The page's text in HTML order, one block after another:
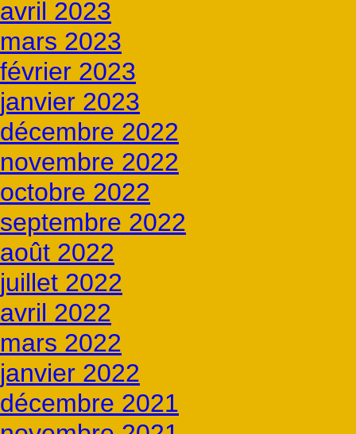
avril 2023
mars 2023
février 2023
janvier 2023
décembre 2022
novembre 2022
octobre 2022
septembre 2022
août 2022
juillet 2022
avril 2022
mars 2022
janvier 2022
décembre 2021